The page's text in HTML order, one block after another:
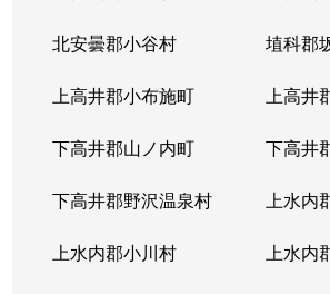
北安曇郡小谷村 埴科郡
上高井郡小布施町 上高井
下高井郡山ノ内町 下高井
下高井郡野沢温泉村 上水内
上水内郡小川村 上水内